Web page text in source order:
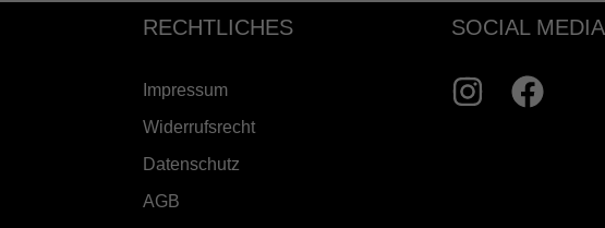
RECHTLICHES
Impressum
Widerrufsrecht
Datenschutz
AGB
SOCIAL MEDIA